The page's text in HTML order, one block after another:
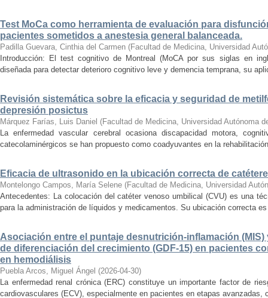
Test MoCa como herramienta de evaluación para
pacientes sometidos a anestesia general balanceada.
Padilla Guevara, Cinthia del Carmen (Facultad de Medicina, Universidad
Introducción: El test cognitivo de Montreal (MoCA por sus siglas en
diseñada para detectar deterioro cognitivo leve y demencia temprana, su
Revisión sistemática sobre la eficacia y seguridad de
depresión posictus
Márquez Farías, Luis Daniel (Facultad de Medicina, Universidad Autónoma
La enfermedad vascular cerebral ocasiona discapacidad motora,
catecolaminérgicos se han propuesto como coadyuvantes en la
Eficacia de ultrasonido en la ubicación correcta de
Montelongo Campos, María Selene (Facultad de Medicina, Universidad
Antecedentes: La colocación del catéter venoso umbilical (CVU) es una
para la administración de líquidos y medicamentos. Su ubicación correcta
Asociación entre el puntaje desnutrición-inflamación
de diferenciación del crecimiento (GDF-15) en pacientes
en hemodiálisis
Puebla Arcos, Miguel Ángel (2026-04-30)
La enfermedad renal crónica (ERC) constituye un importante factor de
cardiovasculares (ECV), especialmente en pacientes en etapas avanzadas,